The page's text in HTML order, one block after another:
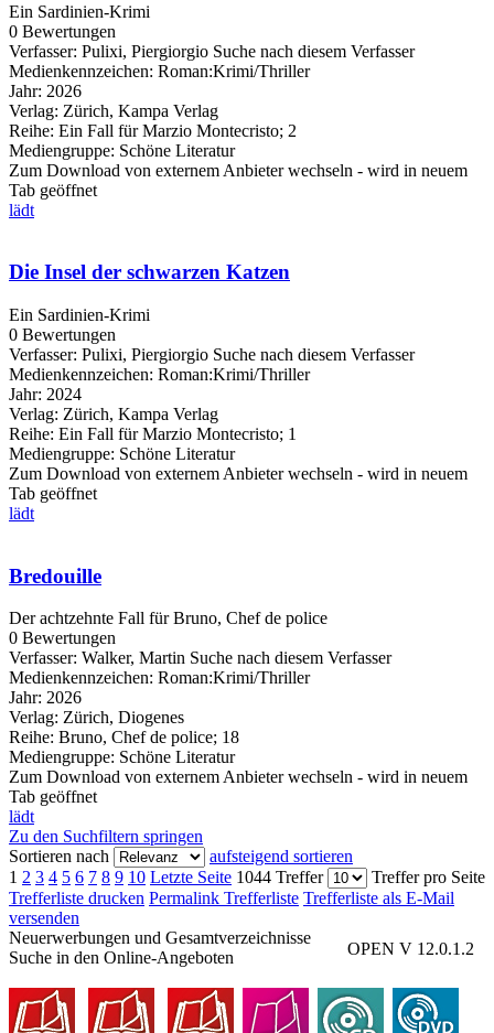
Ein Sardinien-Krimi
0 Bewertungen
Verfasser: Pulixi, Piergiorgio Suche nach diesem Verfasser
Medienkennzeichen: Roman:Krimi/Thriller
Jahr: 2026
Verlag: Zürich, Kampa Verlag
Reihe: Ein Fall für Marzio Montecristo; 2
Mediengruppe: Schöne Literatur
Zum Download von externem Anbieter wechseln - wird in neuem
Tab geöffnet
lädt
Die Insel der schwarzen Katzen
Ein Sardinien-Krimi
0 Bewertungen
Verfasser: Pulixi, Piergiorgio Suche nach diesem Verfasser
Medienkennzeichen: Roman:Krimi/Thriller
Jahr: 2024
Verlag: Zürich, Kampa Verlag
Reihe: Ein Fall für Marzio Montecristo; 1
Mediengruppe: Schöne Literatur
Zum Download von externem Anbieter wechseln - wird in neuem
Tab geöffnet
lädt
Bredouille
Der achtzehnte Fall für Bruno, Chef de police
0 Bewertungen
Verfasser: Walker, Martin Suche nach diesem Verfasser
Medienkennzeichen: Roman:Krimi/Thriller
Jahr: 2026
Verlag: Zürich, Diogenes
Reihe: Bruno, Chef de police; 18
Mediengruppe: Schöne Literatur
Zum Download von externem Anbieter wechseln - wird in neuem
Tab geöffnet
lädt
Zu den Suchfiltern springen
Sortieren nach
aufsteigend sortieren
1 2 3 4 5 6 7 8 9 10 Letzte Seite 1044 Treffer
Treffer pro Seite
Trefferliste drucken Permalink Trefferliste Trefferliste als E-Mail
versenden
OPEN V 12.0.1.2
Neuerwerbungen und Gesamtverzeichnisse
Suche in den Online-Angeboten